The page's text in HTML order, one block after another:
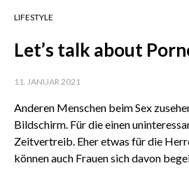
LIFESTYLE
Let’s talk about
11. JANUAR 2021
Anderen Menschen beim Sex
Bildschirm. Für die einen
Zeitvertreib. Eher etwas für die
können auch Frauen sich davon